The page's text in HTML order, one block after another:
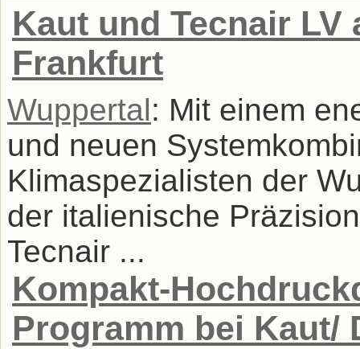
Kaut und Tecnair LV
Frankfurt
Wuppertal: Mit einem
und neuen
Klimaspezialisten der
der italienische
Tecnair ...
Kompakt-
Programm bei Kaut/